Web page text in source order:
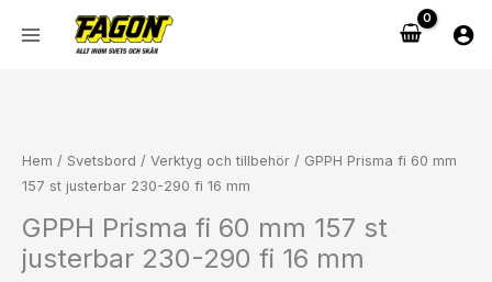
Hem / Svetsbord / Verktyg och tillbehör / GPPH Prisma fi 60 mm
157 st justerbar 230-290 fi 16 mm
GPPH Prisma fi 60 mm 157 st
justerbar 230-290 fi 16 mm
fi
60
157
st